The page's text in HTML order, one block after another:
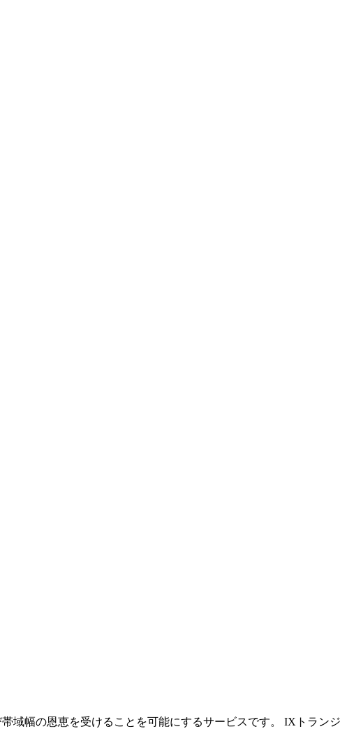
域幅の恩恵を受けることを可能にするサービスです。 IXトランジ